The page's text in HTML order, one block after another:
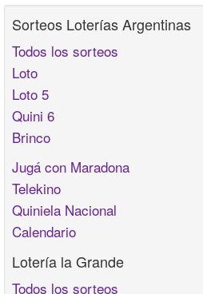
Sorteos Loterías Argentinas
Todos los sorteos
Loto
Loto 5
Quini 6
Brinco
Jugá con Maradona
Telekino
Quiniela Nacional
Calendario
Lotería la Grande
Todos los sorteos